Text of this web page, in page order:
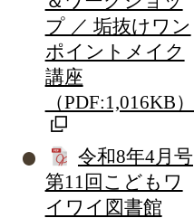
プ ／ 垢抜けワン
ポイントメイク
講座
（PDF:1,016KB）
令和8年4月号
第11回こどもワ
イワイ図書館